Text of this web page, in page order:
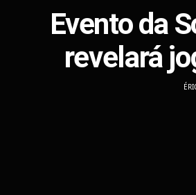
Evento da
revelará